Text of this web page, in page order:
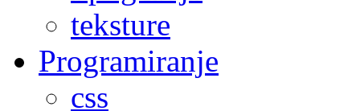
teksture
Programiranje
css